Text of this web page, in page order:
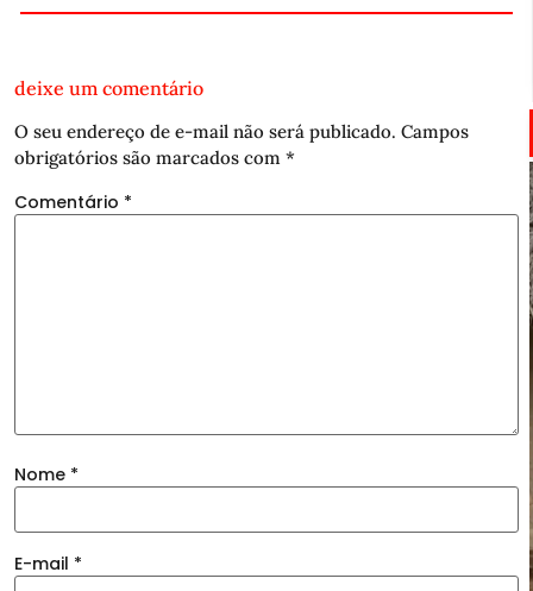
deixe um comentário
O seu endereço de e-mail não será publicado. Campos
obrigatórios são marcados com *
Comentário *
Nome *
E-mail *